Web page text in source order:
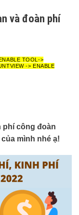
và đoàn phí
TOOL->
-> ENABLE
phí công đoàn
mình nhé ạ!